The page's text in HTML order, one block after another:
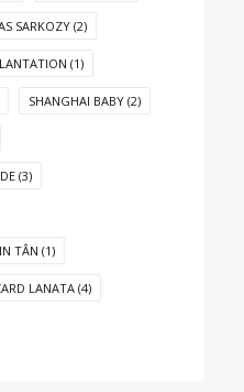
SARKOZY(2)
(1)
SHANGHAI BABY (2)
(3)
TÂN (1)
LANATA(4)